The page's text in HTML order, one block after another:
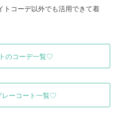
トコーデ以外でも活用できて着
のコーデ一覧♡
レーコート一覧♡